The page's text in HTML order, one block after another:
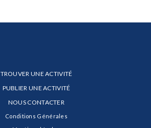
TROUVER UNE ACTIVITÉ
PUBLIER UNE ACTIVITÉ
NOUS CONTACTER
Conditions Générales